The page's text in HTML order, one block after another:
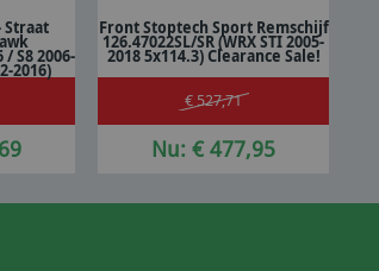
Straat
S8 2006-
2016)
In winkelwagen
Front Stoptech Sport Remschijf
126.47022SL/SR (WRX STI 2005-
2018 5x114.3) Clearance Sale!
€ 527,71
Nu: € 477,95